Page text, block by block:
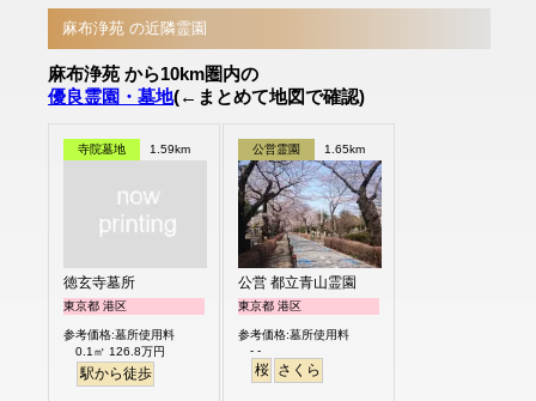
麻布浄苑 の近隣霊園
麻布浄苑 から10km圏内の
優良霊園・墓地(←まとめて地図で確認)
寺院墓地 1.59km
徳玄寺墓所
東京都 港区
参考価格:墓所使用料
0.1㎡ 126.8万円
駅から徒歩
公営霊園 1.65km
公営 都立青山霊園
東京都 港区
参考価格:墓所使用料
- -
桜 さくら